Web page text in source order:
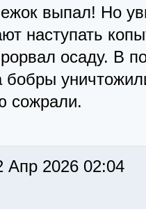
выпал! Но
наступать
осаду. В
бобры
сожрали.
Апр 2026 02:04